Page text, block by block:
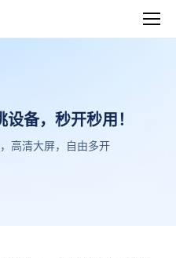
备，秒开秒用！
高清大屏，自由多开